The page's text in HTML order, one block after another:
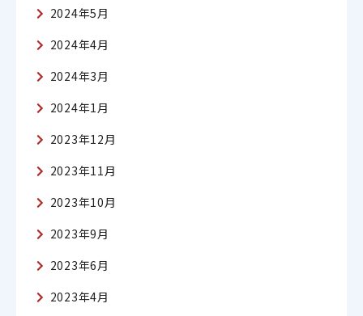
2024年5月
2024年4月
2024年3月
2024年1月
2023年12月
2023年11月
2023年10月
2023年9月
2023年6月
2023年4月